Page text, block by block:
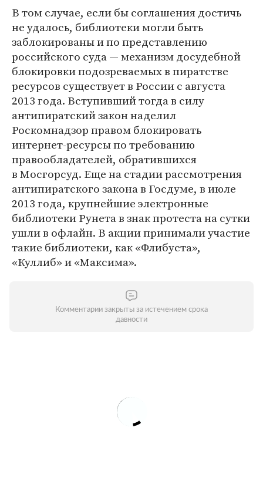
В том случае, если бы соглашения достичь
не удалось, библиотеки могли быть
заблокированы и по представлению
российского суда — механизм досудебной
блокировки подозреваемых в пиратстве
ресурсов существует в России с августа
2013 года. Вступивший тогда в силу
антипиратский закон наделил
Роскомнадзор правом блокировать
интернет-ресурсы по требованию
правообладателей, обратившихся
в Мосгорсуд. Еще на стадии рассмотрения
антипиратского закона в Госдуме, в июле
2013 года, крупнейшие электронные
библиотеки Рунета в знак протеста на сутки
ушли в офлайн. В акции принимали участие
такие библиотеки, как «Флибуста»,
«Куллиб» и «Максима».
Комментарии закрыты за истечением срока
давности